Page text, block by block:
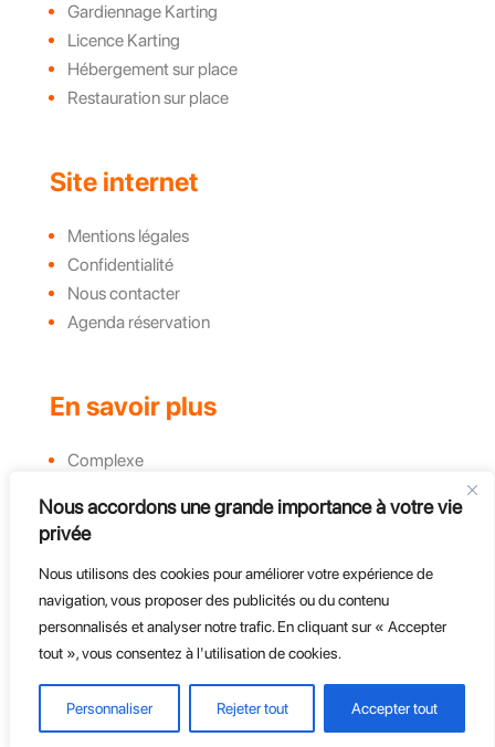
Nous accordons une grande importance à votre vie
privée
Nous utilisons des cookies pour améliorer votre expérience de
navigation, vous proposer des publicités ou du contenu
personnalisés et analyser notre trafic. En cliquant sur « Accepter
tout », vous consentez à l'utilisation de cookies.
Personnaliser Rejeter tout Accepter tout
Gardiennage Karting
Licence Karting
Hébergement sur place
Restauration sur place
Site internet
Mentions légales
Confidentialité
Nous contacter
Agenda réservation
En savoir plus
Complexe
Challenges
Groupe, CE et Entreprises
Course d'endurance